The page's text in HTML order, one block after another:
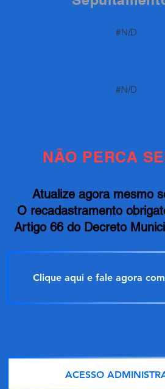
#N/D
#N/D
NÃO PERCA
Atualize agora mesmo
O recadastramento
Artigo 66 do Decreto
Clique aqui e fale agora
ACESSO